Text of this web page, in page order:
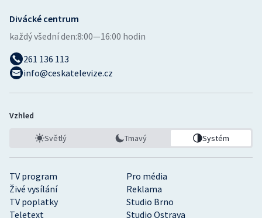
TV program
Pro média
Živé vysílání
Reklama
TV poplatky
Studio Brno
Teletext
Studio Ostrava
Divácké centrum
každý všední den:8:00—16:00 hodin
261 136 113
info@ceskatelevize.cz
Vzhled
Světlý Tmavý Systém